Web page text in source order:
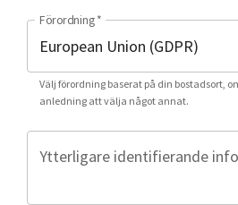
Förordning*
Välj förordning baserat på din bostadsort,
anledning att välja något annat.
Ytterligare identifierande